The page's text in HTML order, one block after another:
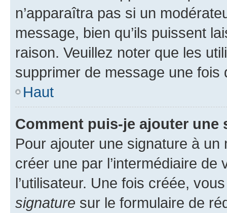
n’apparaîtra pas si un
message, bien qu’ils puissent
raison. Veuillez noter que les
supprimer de message une fois
Haut
Comment puis-je ajouter une
Pour ajouter une signature à un
créer une par l’intermédiaire
l’utilisateur. Une fois créée,
signature sur le formulaire de